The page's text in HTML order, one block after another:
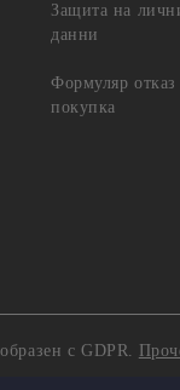
Защита на
данни
Формуляр отказ
покупка
с GDPR.